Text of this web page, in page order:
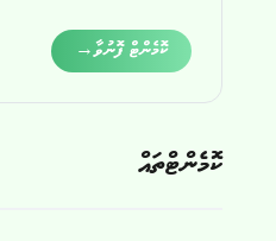
ކޮމެންޓް ފޮނުވާ→
ކޮމެންޓްތައް